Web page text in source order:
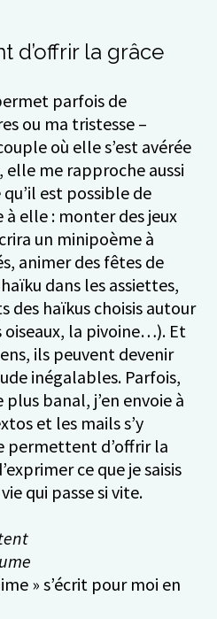
d’offrir la grâce
parfois de
ou ma tristesse –
où elle s’est avérée
me rapproche aussi
qu’il est possible de
elle : monter des jeux
un minipoème à
animer des fêtes de
dans les assiettes,
des haïkus choisis autour
oiseaux, la pivoine…). Et
ils peuvent devenir
inégalables. Parfois,
banal, j’en envoie à
et les mails s’y
permettent d’offrir la
ce que je saisis
qui passe si vite.
» s’écrit pour moi en